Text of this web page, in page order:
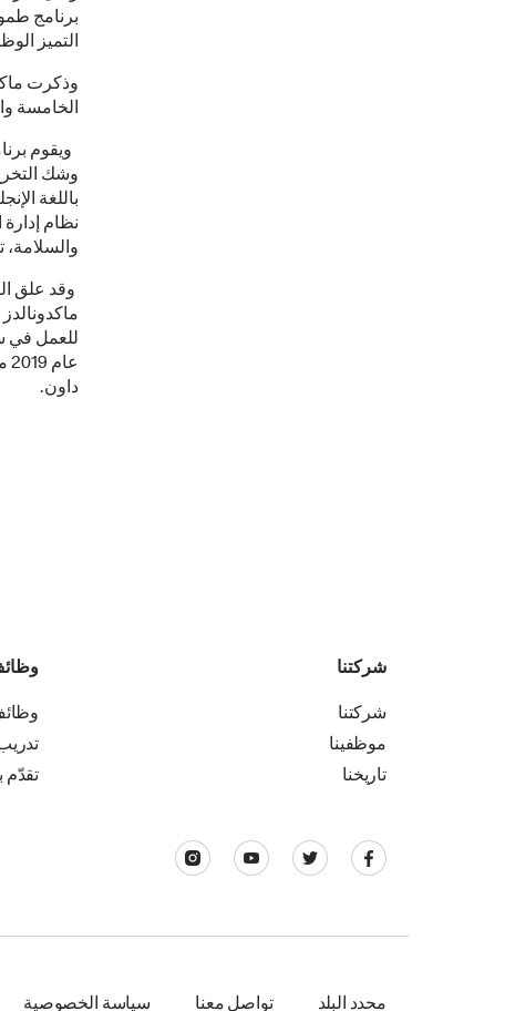
التميز
الخامسة
ويقوم
باللغة
نظام إدارة
والسلامة،
وقد علق
للعمل في
داون.
شركتنا
شركتنا
موظفينا
تاريخنا
تقدّم
محدد البلد تواصل معنا سياسة الخصوصية